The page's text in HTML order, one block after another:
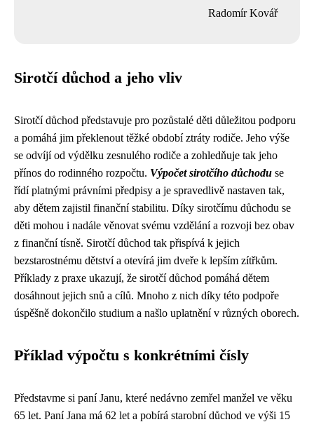
Radomír Kovář
Sirotčí důchod a jeho vliv
Sirotčí důchod představuje pro pozůstalé děti důležitou podporu
a pomáhá jim překlenout těžké období ztráty rodiče. Jeho výše
se odvíjí od výdělku zesnulého rodiče a zohledňuje tak jeho
přínos do rodinného rozpočtu. Výpočet sirotčího důchodu se
řídí platnými právními předpisy a je spravedlivě nastaven tak,
aby dětem zajistil finanční stabilitu. Díky sirotčímu důchodu se
děti mohou i nadále věnovat svému vzdělání a rozvoji bez obav
z finanční tísně. Sirotčí důchod tak přispívá k jejich
bezstarostnému dětství a otevírá jim dveře k lepším zítřkům.
Příklady z praxe ukazují, že sirotčí důchod pomáhá dětem
dosáhnout jejich snů a cílů. Mnoho z nich díky této podpoře
úspěšně dokončilo studium a našlo uplatnění v různých oborech.
Příklad výpočtu s konkrétními čísly
Představme si paní Janu, které nedávno zemřel manžel ve věku
65 let. Paní Jana má 62 let a pobírá starobní důchod ve výši 15